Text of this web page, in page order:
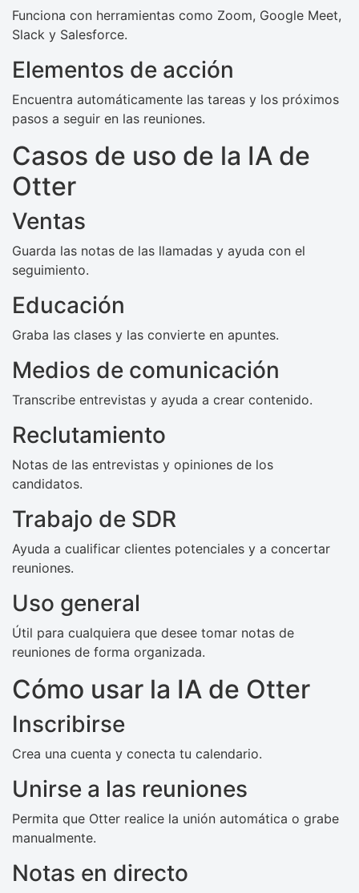
Funciona con herramientas como Zoom, Google Meet,
Slack y Salesforce.
Elementos de acción
Encuentra automáticamente las tareas y los próximos
pasos a seguir en las reuniones.
Casos de uso de la IA de
Otter
Ventas
Guarda las notas de las llamadas y ayuda con el
seguimiento.
Educación
Graba las clases y las convierte en apuntes.
Medios de comunicación
Transcribe entrevistas y ayuda a crear contenido.
Reclutamiento
Notas de las entrevistas y opiniones de los
candidatos.
Trabajo de SDR
Ayuda a cualificar clientes potenciales y a concertar
reuniones.
Uso general
Útil para cualquiera que desee tomar notas de
reuniones de forma organizada.
Cómo usar la IA de Otter
Inscribirse
Crea una cuenta y conecta tu calendario.
Unirse a las reuniones
Permita que Otter realice la unión automática o grabe
manualmente.
Notas en directo